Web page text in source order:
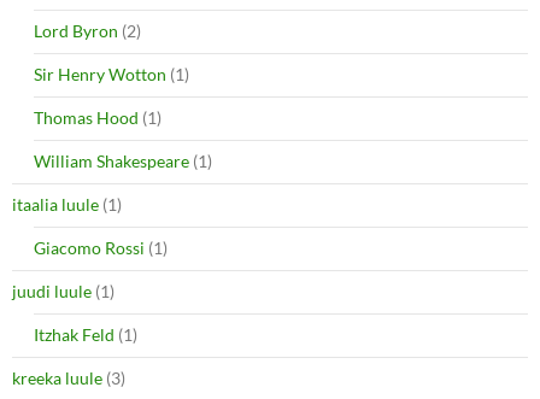
Lord Byron (2)
Sir Henry Wotton (1)
Thomas Hood (1)
William Shakespeare (1)
itaalia luule (1)
Giacomo Rossi (1)
juudi luule (1)
Itzhak Feld (1)
kreeka luule (3)